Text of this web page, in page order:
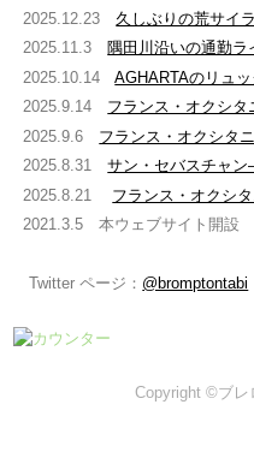
2025.12.23 久しぶりの荒サイ
2025.11.3 隅田川沿いの通勤ラ
2025.10.14AGHARTAのリュッ
2025.9.14 フランス・オクシ
2025.9.6 フランス・オクシタ
2025.8.31サン・セバスチャ
2025.8.21 フランス・オクシ
2021.3.5 本ウェブサイト開設
Twitter ページ： @bromptontabi
Copyright ©ブレ